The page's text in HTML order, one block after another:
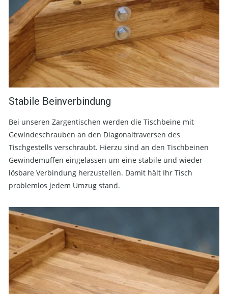
Stabile Beinverbindung
Bei unseren Zargentischen werden die Tischbeine mit
Gewindeschrauben an den Diagonaltraversen des
Tischgestells verschraubt. Hierzu sind an den Tischbeinen
Gewindemuffen eingelassen um eine stabile und wieder
lösbare Verbindung herzustellen. Damit hält Ihr Tisch
problemlos jedem Umzug stand.